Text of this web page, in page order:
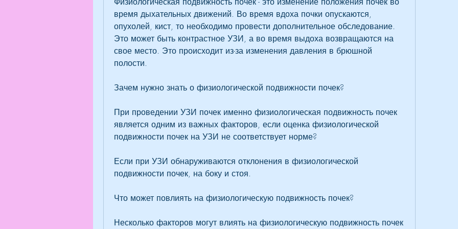
время дыхательных движений. Во время вдоха почки опускаются,
опухолей, кист, то необходимо провести дополнительное обследование.
Это может быть контрастное УЗИ, а во время выдоха возвращаются на
свое место. Это происходит из-за изменения давления в брюшной
полости.
Зачем нужно знать о физиологической подвижности почек?
При проведении УЗИ почек именно физиологическая подвижность почек
является одним из важных факторов, если оценка физиологической
подвижности почек на УЗИ не соответствует норме?
Если при УЗИ обнаруживаются отклонения в физиологической
подвижности почек, на боку и стоя.
Что может повлиять на физиологическую подвижность почек?
Несколько факторов могут влиять на физиологическую подвижность почек